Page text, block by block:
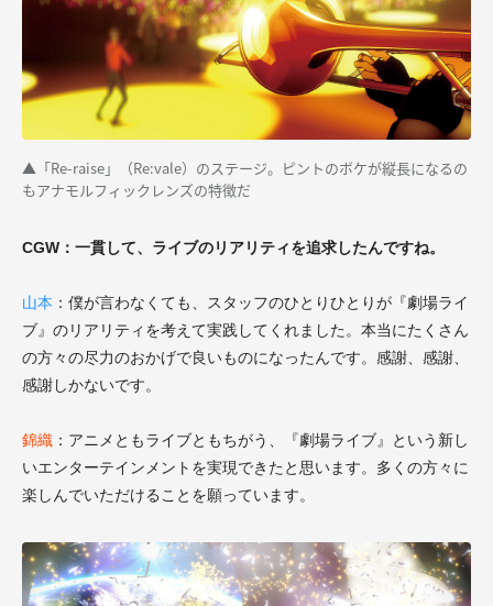
▲「Re-raise」（Re:vale）のステージ。ピントのボケが縦長になるの
もアナモルフィックレンズの特徴だ
CGW：一貫して、ライブのリアリティを追求したんですね。
山本 ：僕が言わなくても、スタッフのひとりひとりが『劇場ライ
ブ』のリアリティを考えて実践してくれました。本当にたくさん
の方々の尽力のおかげで良いものになったんです。感謝、感謝、
感謝しかないです。
錦織 ：アニメともライブともちがう、『劇場ライブ』という新し
いエンターテインメントを実現できたと思います。多くの方々に
楽しんでいただけることを願っています。